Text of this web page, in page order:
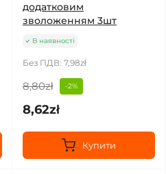
додатковим
зволоженням 3шт
В наявності
Без ПДВ: 7,98zł
8,80zł -2%
8,62zł
Купити